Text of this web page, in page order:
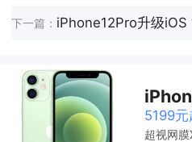
下一篇： iPhone12Pro升级iOS
5199元
超视网